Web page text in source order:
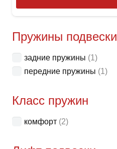
Пружины подвески
задние пружины (1)
передние пружины (1)
Класс пружин
комфорт (2)